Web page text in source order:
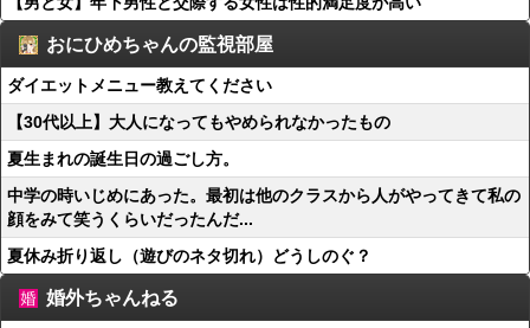
おにひめちゃんの監視部屋
ダイエットメニュー教えてください
【30代以上】大人になってもやめられなかったもの
夏生まれの誕生日の過ごし方。
中学の時いじめにあった。最初は他のクラスから人がやってきて私の
顔をみて笑うくらいだったんだ...
夏休み折り返し（遊びのネタ切れ）どうしのぐ？
婚外ちゃんねる